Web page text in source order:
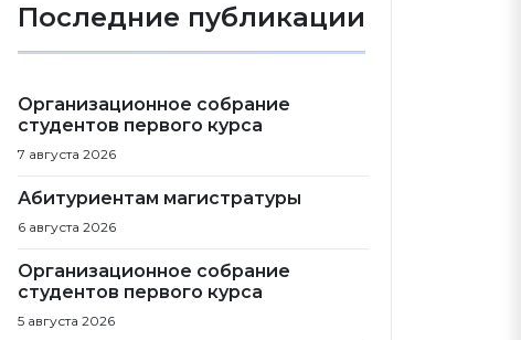
Последние публикации
Организационное собрание
студентов первого курса
7 августа 2026
Абитуриентам магистратуры
6 августа 2026
Организационное собрание
студентов первого курса
5 августа 2026